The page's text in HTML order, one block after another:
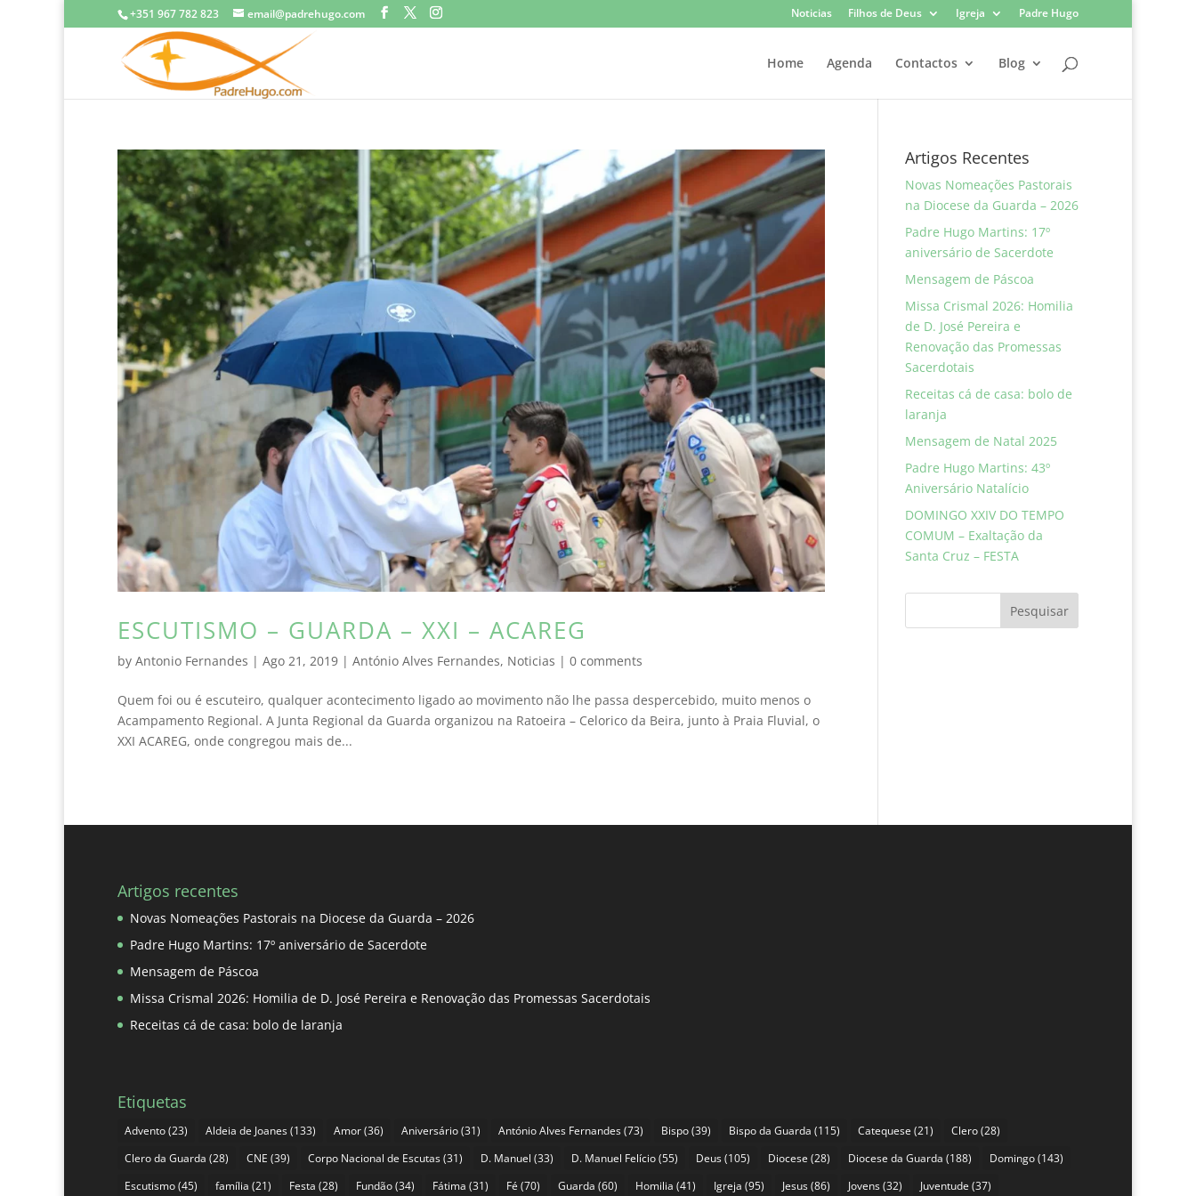
+351 967 782 823 email@padrehugo.com Noticias Filhos de Deus Igreja Padre Hugo
Home Agenda Contactos Blog
ESCUTISMO – GUARDA – XXI – ACAREG
by Antonio Fernandes | Ago 21, 2019 | António Alves Fernandes, Noticias | 0 comments
Quem foi ou é escuteiro, qualquer acontecimento ligado ao movimento não lhe passa despercebido, muito menos o
Acampamento Regional. A Junta Regional da Guarda organizou na Ratoeira – Celorico da Beira, junto à Praia Fluvial, o
XXI ACAREG, onde congregou mais de...
Artigos Recentes
Novas Nomeações Pastorais
na Diocese da Guarda – 2026
Padre Hugo Martins: 17º
aniversário de Sacerdote
Mensagem de Páscoa
Missa Crismal 2026: Homilia
de D. José Pereira e
Renovação das Promessas
Sacerdotais
Receitas cá de casa: bolo de
laranja
Mensagem de Natal 2025
Padre Hugo Martins: 43º
Aniversário Natalício
DOMINGO XXIV DO TEMPO
COMUM – Exaltação da
Santa Cruz – FESTA
Pesquisar
Artigos recentes
Novas Nomeações Pastorais na Diocese da Guarda – 2026
Padre Hugo Martins: 17º aniversário de Sacerdote
Mensagem de Páscoa
Missa Crismal 2026: Homilia de D. José Pereira e Renovação das Promessas Sacerdotais
Receitas cá de casa: bolo de laranja
Etiquetas
Advento(23) Aldeia de Joanes(133) Amor(36) Aniversário(31) António Alves Fernandes(73) Bispo(39) Bispo da Guarda (115) Catequese (21) Clero(28)
Clero da Guarda (28) CNE (39) Corpo Nacional de Escutas(31) D. Manuel (33) D. Manuel Felício(55) Deus(105) Diocese (28) Diocese da Guarda (188) Domingo(143)
Escutismo(45) família (21) Festa (28) Fundão(34) Fátima (31) Fé (70) Guarda (60) Homilia (41) Igreja (95) Jesus(86) Jovens(32) Juventude (37)